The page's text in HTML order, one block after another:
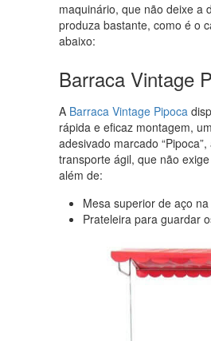
maquinário, que não deixe a
produza bastante, como é o
abaixo:
Barraca Vintage
A Barraca Vintage Pipoca
rápida e eficaz montagem,
adesivado marcado
transporte ágil, que não
além de:
Mesa superior de aço
Prateleira para guardar